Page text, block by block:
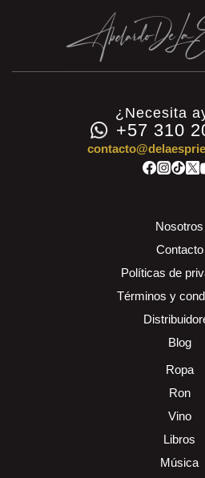
¿Necesita
+57 310
Nosotros
Contacto
Políticas de
Términos y
Blog
Ropa
Ron
Vino
Libros
Música